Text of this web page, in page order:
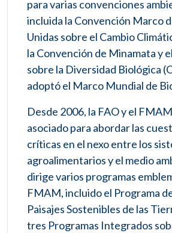
para varias convenciones
incluida la Convención Marco
Unidas sobre el Cambio
la Convención de Minamata y
sobre la Diversidad Biológica
adoptó el Marco Mundial de
Desde 2006, la FAO y el
asociado para abordar las
críticas en el nexo entre los
agroalimentarios y el medio
dirige varios programas
FMAM, incluido el Programa
Paisajes Sostenibles de las
tres Programas Integrados